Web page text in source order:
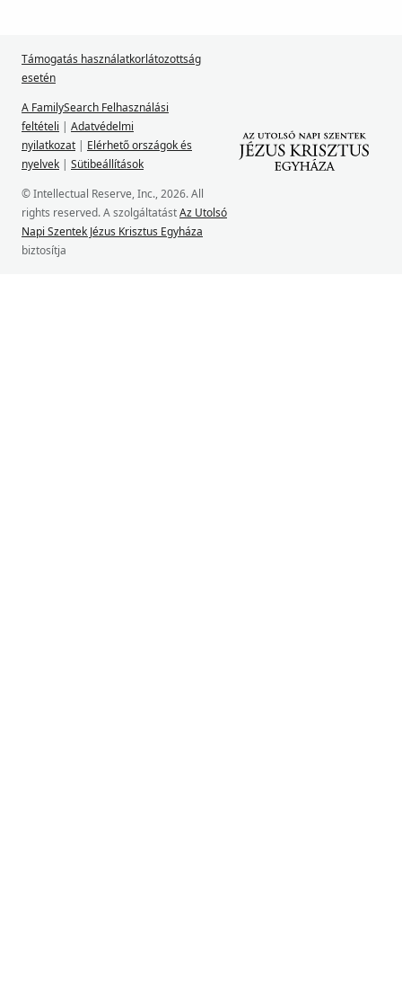
Támogatás használatkorlátozottság
esetén
A FamilySearch Felhasználási
feltételi | Adatvédelmi
nyilatkozat | Elérhető országok és
nyelvek | Sütibeállítások
© Intellectual Reserve, Inc., 2026. All
rights reserved. A szolgáltatástAz Utolsó
Napi Szentek Jézus Krisztus Egyháza
biztosítja